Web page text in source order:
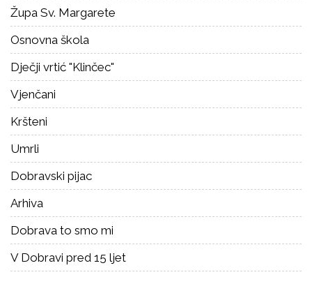
Župa Sv. Margarete
Osnovna škola
Dječji vrtić "Klinčec"
Vjenčani
Kršteni
Umrli
Dobravski pijac
Arhiva
Dobrava to smo mi
V Dobravi pred 15 ljet